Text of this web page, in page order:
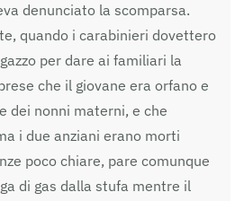
denunciato la scomparsa.
quando i carabinieri dovettero
per dare ai familiari la
che il giovane era orfano e
dei nonni materni, e che
i due anziani erano morti
poco chiare, pare comunque
di gas dalla stufa mentre il